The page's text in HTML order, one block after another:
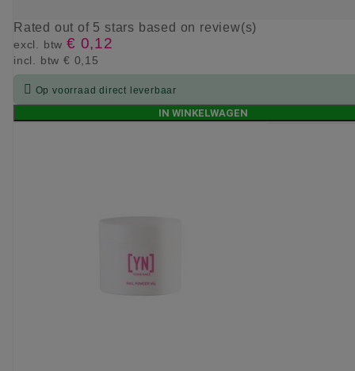
Rated out of 5 stars based on review(s)
excl. btw € 0,12
incl. btw € 0,15
 Op voorraad direct leverbaar
IN WINKELWAGEN